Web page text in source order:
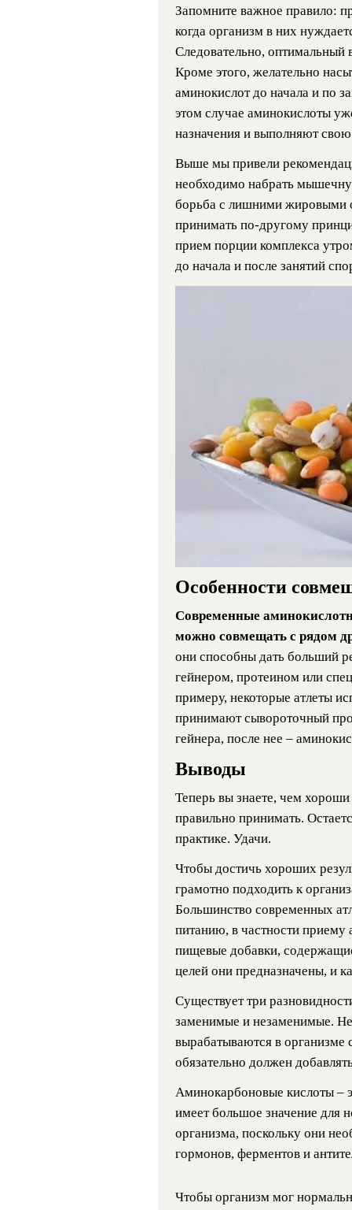
Запомните важное правило:
когда организм в них
Следовательно, оптимальный
Кроме этого, желательно
аминокислот до начала и по
этом случае аминокислоты
назначения и выполняют
Выше мы привели
необходимо набрать
борьба с лишними жировыми
принимать по-другому
прием порции комплекса
до начала и после занятий
Особенности
Современные
можно совмещать с рядом
они способны дать больший
гейнером, протеином или
примеру, некоторые атлеты
принимают сывороточный
гейнера, после нее –
Выводы
Теперь вы знаете, чем
правильно принимать.
практике. Удачи.
Чтобы достичь хороших
грамотно подходить к
Большинство современных
питанию, в частности приему
пищевые добавки,
целей они предназначены, и
Существует три
заменимые и незаменимые.
вырабатываются в организме
обязательно должен
Аминокарбоновые кислоты –
имеет большое значение для
организма, поскольку они
гормонов, ферментов и
Чтобы организм мог